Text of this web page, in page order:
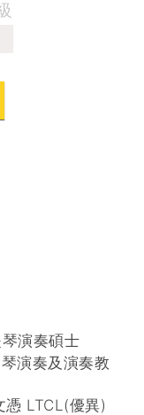
演奏碩士
演奏及演奏教
憑 LTCL(優異)